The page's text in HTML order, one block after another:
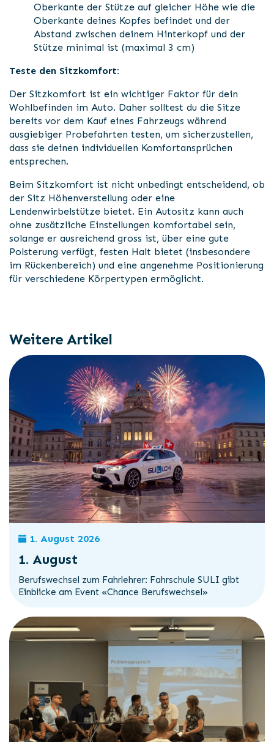
Oberkante der Stütze auf gleicher Höhe wie die
Oberkante deines Kopfes befindet und der
Abstand zwischen deinem Hinterkopf und der
Stütze minimal ist (maximal 3 cm)
Teste den Sitzkomfort:
Der Sitzkomfort ist ein wichtiger Faktor für dein
Wohlbefinden im Auto. Daher solltest du die Sitze
bereits vor dem Kauf eines Fahrzeugs während
ausgiebiger Probefahrten testen, um sicherzustellen,
dass sie deinen individuellen Komfortansprüchen
entsprechen.
Beim Sitzkomfort ist nicht unbedingt entscheidend, ob
der Sitz Höhenverstellung oder eine
Lendenwirbelstütze bietet. Ein Autositz kann auch
ohne zusätzliche Einstellungen komfortabel sein,
solange er ausreichend gross ist, über eine gute
Polsterung verfügt, festen Halt bietet (insbesondere
im Rückenbereich) und eine angenehme Positionierung
für verschiedene Körpertypen ermöglicht.
Weitere Artikel
1. August 2026
1. August
Berufswechsel zum Fahrlehrer: Fahrschule SULI gibt
Einblicke am Event «Chance Berufswechsel»